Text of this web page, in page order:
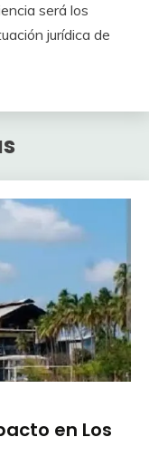
será los
jurídica de
en Los